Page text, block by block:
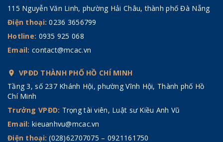
115 Nguyễn Văn Linh, phường Hải Châu, thành phố Đà Nẵng
Điện thoại:0236 3656799
Hotline: 0935 925 068
Email: contact@mcac.vn
VPĐD THÀNH PHỐ HỒ CHÍ MINH
Tầng 3, số 237 Khánh Hội, phường Vĩnh Hội, Thành phố Hồ
Chí Minh
Trưởng VPĐD: Trọng tài viên, Luật sư Kiều Anh Vũ
Email: kieuanhvu@mcac.vn
Điện thoại:(028)62707075 – 0921161750